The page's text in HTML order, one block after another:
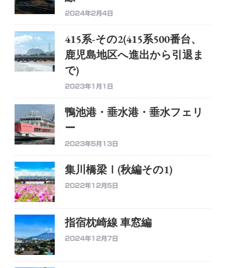
2024年2月4日
415系-その2(415系500番台、
鹿児島地区へ進出から引退ま
で)
2023年1月1日
鴨池港・垂水港・垂水フェリ
ー
2023年5月13日
集川橋梁Ⅰ(秋編その1)
2022年12月5日
指宿枕崎線 車窓編
2024年12月7日